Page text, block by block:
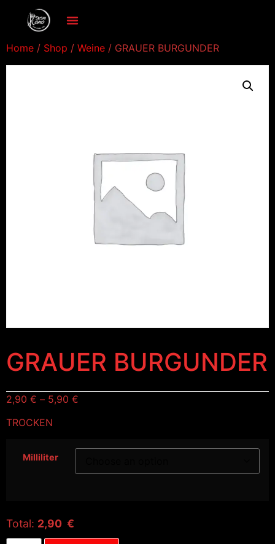
Home / Shop / Weine / GRAUER BURGUNDER
GRAUER BURGUNDER
2,90 € – 5,90 €
TROCKEN
Milliliter
Total: 2,90 €